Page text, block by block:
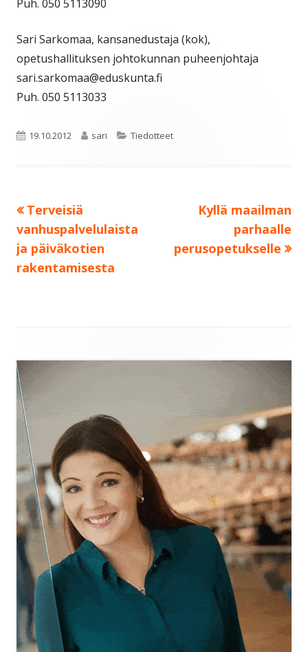
Puh. 050 5113090
Sari Sarkomaa, kansanedustaja (kok),
opetushallituksen johtokunnan puheenjohtaja
sari.sarkomaa@eduskunta.fi
Puh. 050 5113033
Julkaistu
19.10.2012 Kirjoittaja
sari Kategoriat
Tiedotteet
Artikkelien
selaus
Edellinen:
Terveisiä
vanhuspalvelulaista
ja päiväkotien
rakentamisesta
Seuraava:
Kyllä maailman
parhaalle
perusopetukselle
Sivupalkki